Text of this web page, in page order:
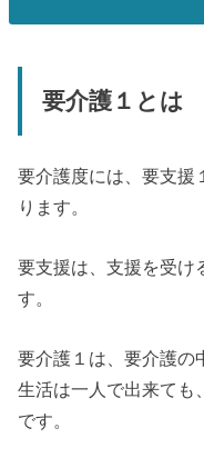
要介護１とは
要介護度には、要支援
ります。
要支援は、支援を受け
す。
要介護１は、要介護の
生活は一人で出来ても
です。